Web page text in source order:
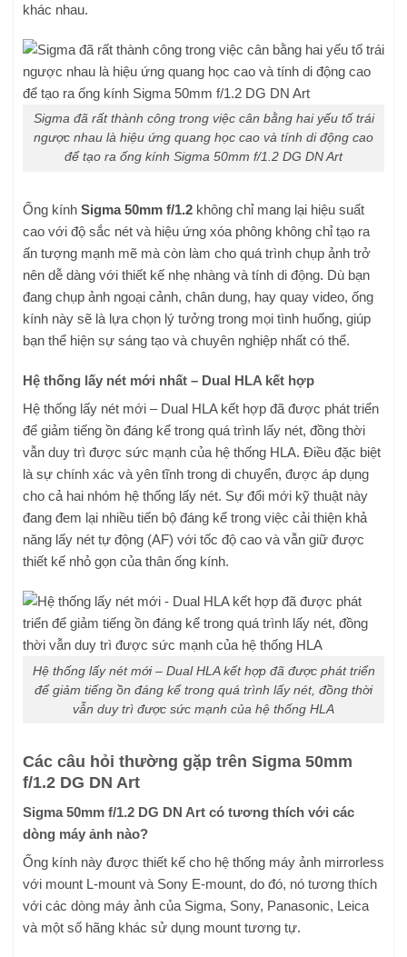
khác nhau.
Sigma đã rất thành công trong việc cân bằng hai yếu tố trái
ngược nhau là hiệu ứng quang học cao và tính di động cao
để tạo ra ống kính Sigma 50mm f/1.2 DG DN Art
Ống kính Sigma 50mm f/1.2 không chỉ mang lại hiệu suất
cao với độ sắc nét và hiệu ứng xóa phông không chỉ tạo ra
ấn tượng mạnh mẽ mà còn làm cho quá trình chụp ảnh trở
nên dễ dàng với thiết kế nhẹ nhàng và tính di động. Dù bạn
đang chụp ảnh ngoại cảnh, chân dung, hay quay video, ống
kính này sẽ là lựa chọn lý tưởng trong mọi tình huống, giúp
bạn thể hiện sự sáng tạo và chuyên nghiệp nhất có thể.
Hệ thống lấy nét mới nhất – Dual HLA kết hợp
Hệ thống lấy nét mới – Dual HLA kết hợp đã được phát triển
để giảm tiếng ồn đáng kể trong quá trình lấy nét, đồng thời
vẫn duy trì được sức mạnh của hệ thống HLA. Điều đặc biệt
là sự chính xác và yên tĩnh trong di chuyển, được áp dụng
cho cả hai nhóm hệ thống lấy nét. Sự đổi mới kỹ thuật này
đang đem lại nhiều tiến bộ đáng kể trong việc cải thiện khả
năng lấy nét tự động (AF) với tốc độ cao và vẫn giữ được
thiết kế nhỏ gọn của thân ống kính.
Hệ thống lấy nét mới – Dual HLA kết hợp đã được phát triển
để giảm tiếng ồn đáng kể trong quá trình lấy nét, đồng thời
vẫn duy trì được sức mạnh của hệ thống HLA
Các câu hỏi thường gặp trên Sigma 50mm
f/1.2 DG DN Art
Sigma 50mm f/1.2 DG DN Art có tương thích với các
dòng máy ảnh nào?
Ống kính này được thiết kế cho hệ thống máy ảnh mirrorless
với mount L-mount và Sony E-mount, do đó, nó tương thích
với các dòng máy ảnh của Sigma, Sony, Panasonic, Leica
và một số hãng khác sử dụng mount tương tự.